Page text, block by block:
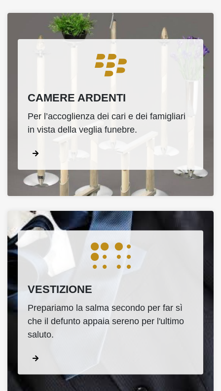
CAMERE ARDENTI
Per l’accoglienza dei cari e dei famigliari
in vista della veglia funebre.
VESTIZIONE
Prepariamo la salma secondo per far sì
che il defunto appaia sereno per l'ultimo
saluto.